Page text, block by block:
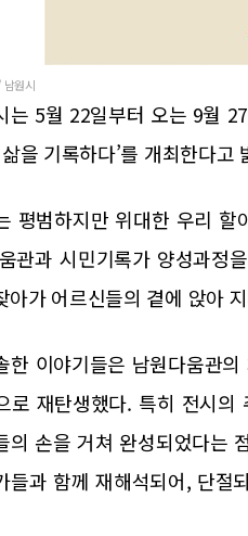
원시
는 5월 22일부터 오는 9월
을 기록하다’를 개최한다고
평범하지만 위대한 우리
관과 시민기록가 양성과정
아가 어르신들의 곁에 앉아
한 이야기들은 남원다움관
로 재탄생했다. 특히 전시
의 손을 거쳐 완성되었다는
들과 함께 재해석되어, 단절